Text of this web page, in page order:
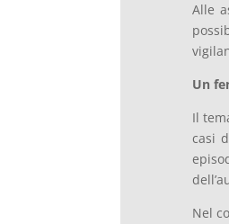
Alle
Un
Il
casi
Nel